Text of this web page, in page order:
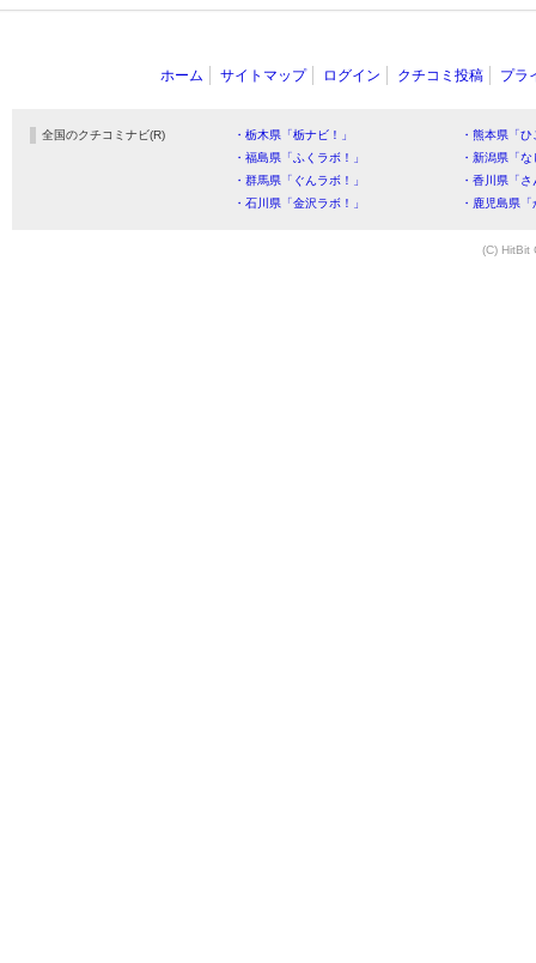
ホーム サイトマップ ログイン クチコミ投稿 プラ
全国のクチコミナビ(R) ・栃木県「栃ナビ！」
・熊本県「
・福島県「ふくラボ！」
・新潟県「
・群馬県「ぐんラボ！」
・香川県「
・石川県「金沢ラボ！」
・鹿児島県
(C) HitBit